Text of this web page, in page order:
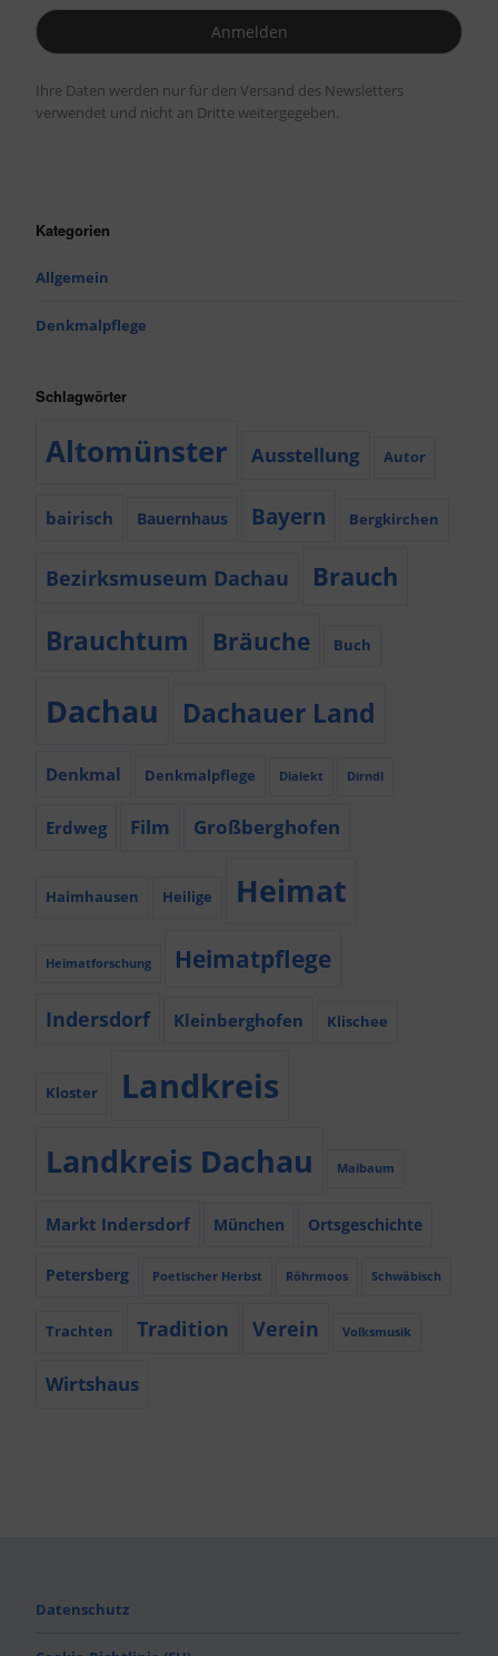
Ihre Daten werden nur für den Versand des Newsletters
verwendet und nicht an Dritte weitergegeben.
Kategorien
Allgemein
Denkmalpflege
Schlagwörter
Altomünster Ausstellung Autor
bairisch Bauernhaus Bayern Bergkirchen
Bezirksmuseum Dachau Brauch
Brauchtum Bräuche Buch
Dachau Dachauer Land
Denkmal Denkmalpflege Dialekt Dirndl
Erdweg Film Großberghofen
Haimhausen Heilige Heimat
Heimatforschung Heimatpflege
Indersdorf Kleinberghofen Klischee
Kloster Landkreis
Landkreis Dachau Maibaum
Markt Indersdorf München Ortsgeschichte
Petersberg Poetischer Herbst Röhrmoos Schwäbisch
Trachten Tradition Verein Volksmusik
Wirtshaus
Datenschutz